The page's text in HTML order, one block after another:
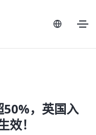
，​英国入
！